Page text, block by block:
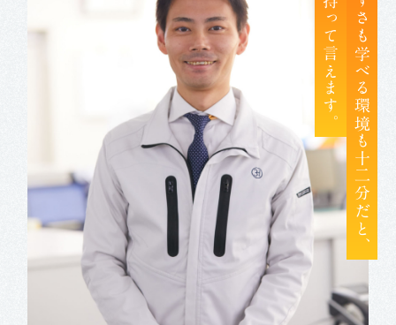
働きやすさも学べる環境も十二分だと、